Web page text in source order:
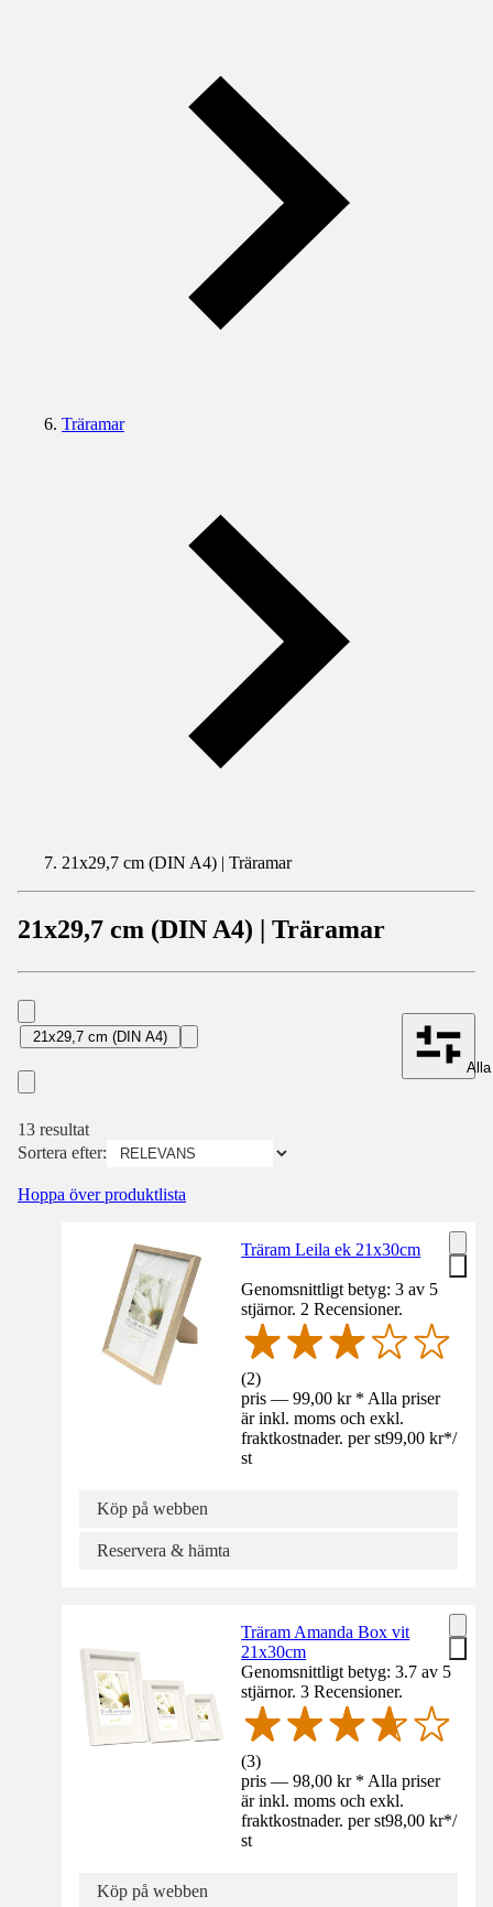
Träramar
21x29,7 cm (DIN A4) | Träramar
21x29,7 cm (DIN A4) | Träramar
21x29,7 cm (DIN A4)
13 resultat
Sortera efter:
Hoppa över produktlista
Träram Leila ek 21x30cm
Genomsnittligt betyg: 3 av 5
stjärnor. 2 Recensioner.
(2)
pris — 99,00 kr * Alla priser
är inkl. moms och exkl.
fraktkostnader. per st99,00 kr*/
st
Köp på webben
Reservera & hämta
Träram Amanda Box vit
21x30cm
Genomsnittligt betyg: 3.7 av 5
stjärnor. 3 Recensioner.
(3)
pris — 98,00 kr * Alla priser
är inkl. moms och exkl.
fraktkostnader. per st98,00 kr*/
st
Köp på webben